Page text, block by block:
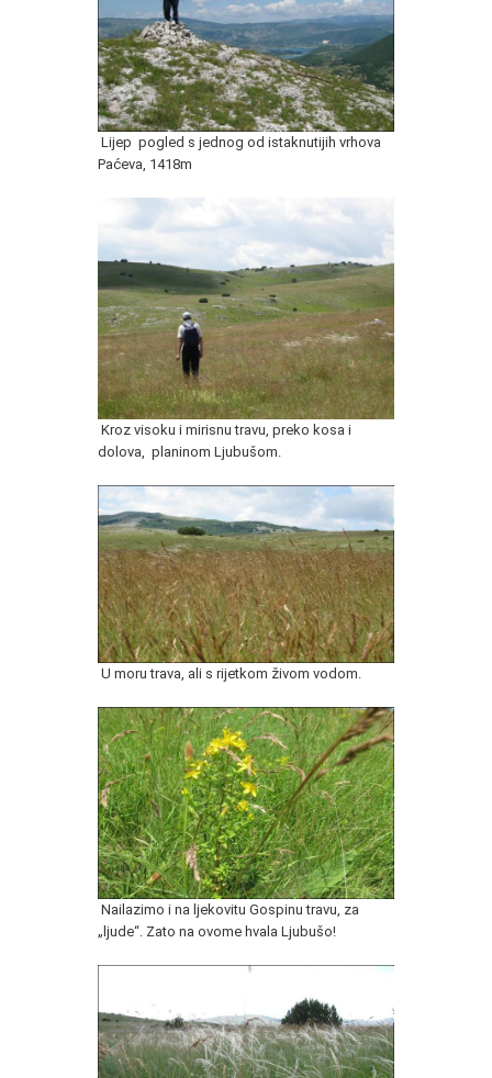
Lijep pogled s jednog od istaknutijih vrhova
Paćeva, 1418m
Kroz visoku i mirisnu travu, preko kosa i
dolova, planinom Ljubušom.
U moru trava, ali s rijetkom živom vodom.
Nailazimo i na ljekovitu Gospinu travu, za
„ljude“. Zato na ovome hvala Ljubušo!